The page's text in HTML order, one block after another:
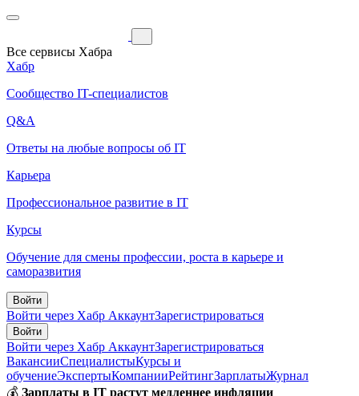
Все сервисы Хабра
Хабр
Сообщество IT-специалистов
Q&A
Ответы на любые вопросы об IT
Карьера
Профессиональное развитие в IT
Курсы
Обучение для смены профессии, роста в карьере и
саморазвития
Войти
Войти через Хабр АккаунтЗарегистрироваться
Войти
Войти через Хабр АккаунтЗарегистрироваться
ВакансииСпециалистыКурсы и
обучениеЭкспертыКомпанииРейтингЗарплатыЖурнал
💰 Зарплаты в IT растут медленнее инфляции